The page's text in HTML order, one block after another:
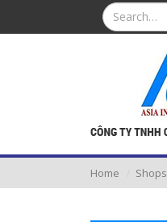
Home Shops